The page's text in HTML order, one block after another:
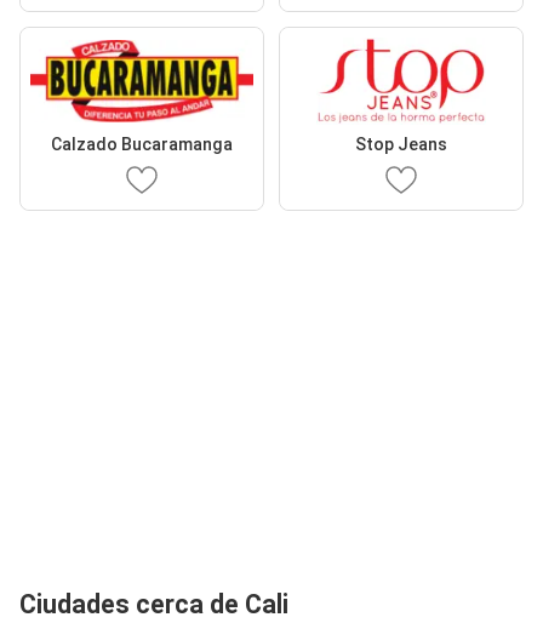
Calzado Bucaramanga Stop Jeans
Ciudades cerca de Cali